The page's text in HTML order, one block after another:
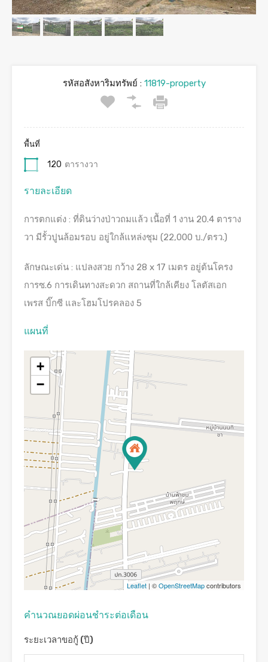
รหัสอสังหาริมทรัพย์ :11819-property
พื้นที่
120 ตารางวา
รายละเอียด
การตกแต่ง : ที่ดินว่างป่าวถมแล้ว เนืัอที่ 1 งาน 20.4 ตาราง
วา มีรั้วปูนล้อมรอบ อยู่ใกล้แหล่งชุม (22,000 บ./ตรว.)
ลักษณะเด่น : แปลงสวย กว้าง 28 x 17 เมตร อยู่ต้นโครง
การซ.6 การเดินทางสะดวก สถานที่ใกล้เคียง โลตัสเอก
เพรส บิ๊กซี และโฮมโปรคลอง 5
แผนที่
+
−
Leaflet | ©OpenStreetMapcontributors
คํานวณยอดผ่อนชําระต่อเดือน
ระยะเวลาขอกู้ (ปี)